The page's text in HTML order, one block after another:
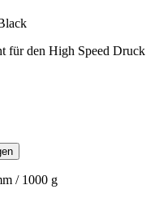
für den High Speed Druck
/ 1000 g